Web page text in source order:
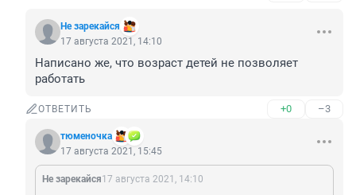
Не зарекайся
17 августа 2021, 14:10
Написано же, что возраст детей не позволяет
работать
ОТВЕТИТЬ +0 –3
тюменочка
17 августа 2021, 15:45
Не зарекайся17 августа 2021, 14:10